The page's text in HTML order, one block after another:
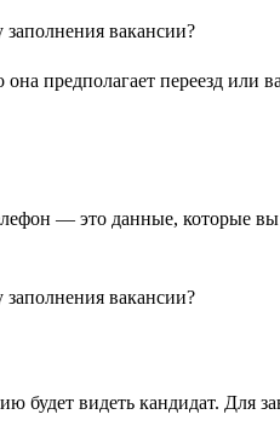
она предполагает переезд или
— это данные, которые
видеть кандидат. Для